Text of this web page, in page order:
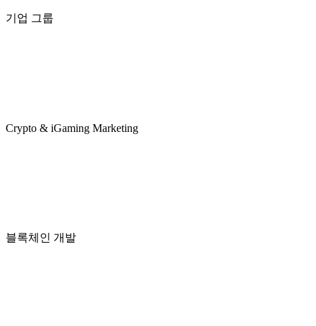
기업 그룹
Crypto & iGaming Marketing
블록체인 개발